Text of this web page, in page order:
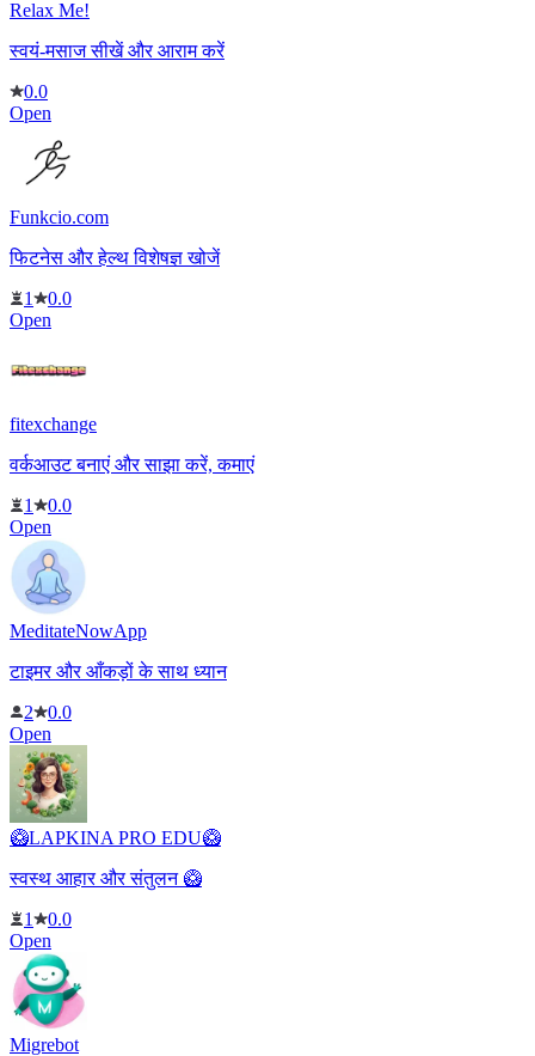
Relax Me!
स्वयं-मसाज सीखें और आराम करें
0.0
Open
Funkcio.com
फिटनेस और हेल्थ विशेषज्ञ खोजें
1
0.0
Open
fitexchange
वर्कआउट बनाएं और साझा करें, कमाएं
1
0.0
Open
MeditateNowApp
टाइमर और आँकड़ों के साथ ध्यान
2
0.0
Open
🥝LAPKINA PRO EDU🥝
स्वस्थ आहार और संतुलन 🥝
1
0.0
Open
Migrebot